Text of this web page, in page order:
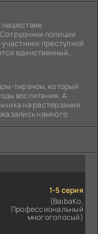
нашествие
полиции
преступной
единственный
тираном, который
воспитания. А
на растерзание
намного
1-5 серия
(BaibaKo,
Профессиональный
многоголосый)